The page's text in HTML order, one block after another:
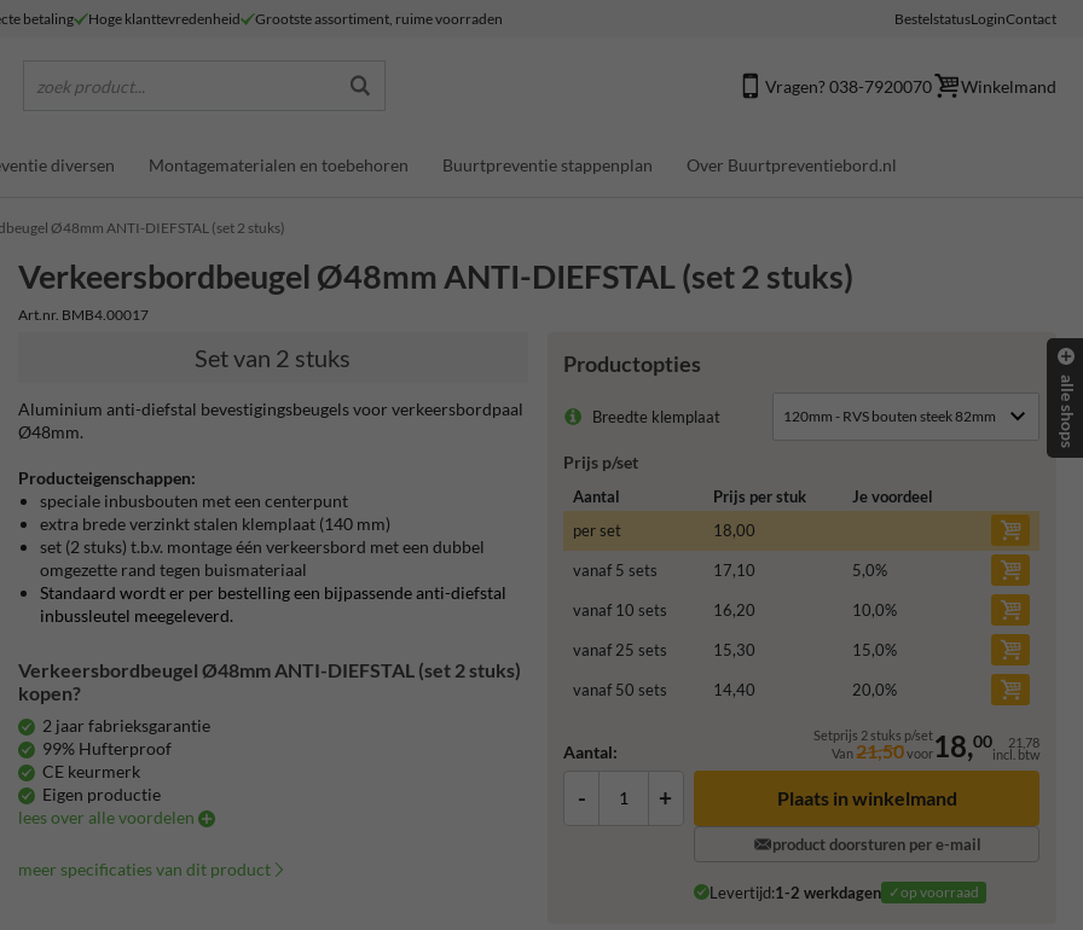
betaling Hoge klanttevredenheid Grootste assortiment, ruime voorraden BestelstatusLoginContact
zoek product... Vragen? 038-7920070 Winkelmand
diversen Montagematerialen en toebehoren Buurtpreventie stappenplan Over Buurtpreventiebord.nl
Ø48mm ANTI-DIEFSTAL (set 2 stuks)
Verkeersbordbeugel Ø48mm ANTI-DIEFSTAL (set 2 stuks)
Art.nr. BMB4.00017
Productopties
Breedte klemplaat
Prijs p/set
Aantal Prijs per stuk
Je voordeel
per set
18,00
vanaf 5 sets 17,10 5,0%
vanaf 10 sets 16,20 10,0%
vanaf 25 sets 15,30 15,0%
vanaf 50 sets 14,40 20,0%
Aantal:
Setprijs 2 stuks p/set
Van21,50voor18,00 21,78
incl. btw
- + Plaats in winkelmand
product doorsturen per e-mail
Levertijd:1-2 werkdagen ✓op voorraad
Set van 2 stuks
Aluminium anti-diefstal bevestigingsbeugels voor verkeersbordpaal
Ø48mm.
Producteigenschappen:
speciale inbusbouten met een centerpunt
extra brede verzinkt stalen klemplaat (140 mm)
set (2 stuks) t.b.v. montage één verkeersbord met een dubbel
omgezette rand tegen buismateriaal
Standaard wordt er per bestelling een bijpassende anti-diefstal
inbussleutel meegeleverd.
Verkeersbordbeugel Ø48mm ANTI-DIEFSTAL (set 2 stuks)
kopen?
2 jaar fabrieksgarantie
99% Hufterproof
CE keurmerk
Eigen productie
lees over alle voordelen
meer specificaties van dit product
alle shops